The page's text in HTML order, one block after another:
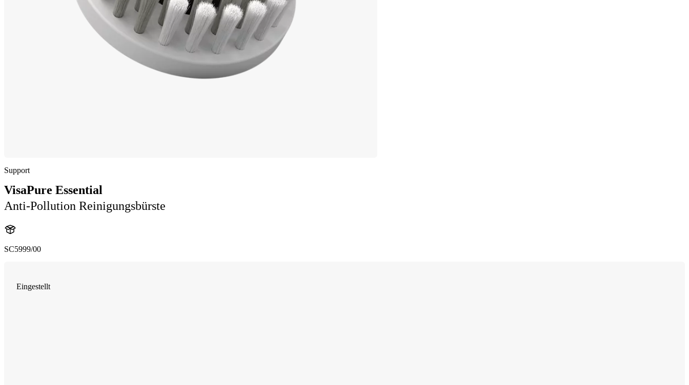
Support
VisaPure Essential
Anti-Pollution Reinigungsbürste
SC5999/00
Eingestellt